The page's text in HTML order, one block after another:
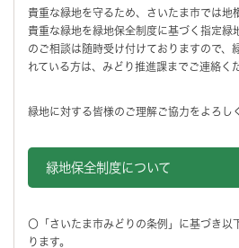
貴重な緑地を守るため、さいたま市では地
貴重な緑地を緑地保全制度に基づく指定緑
のご相談は随時受け付けておりますので、
れている方は、みどり推進課までご連絡く
緑地に対する皆様のご理解ご協力をよろし
緑地保全制度について
〇「さいたま市みどりの条例」に基づき以
ります。